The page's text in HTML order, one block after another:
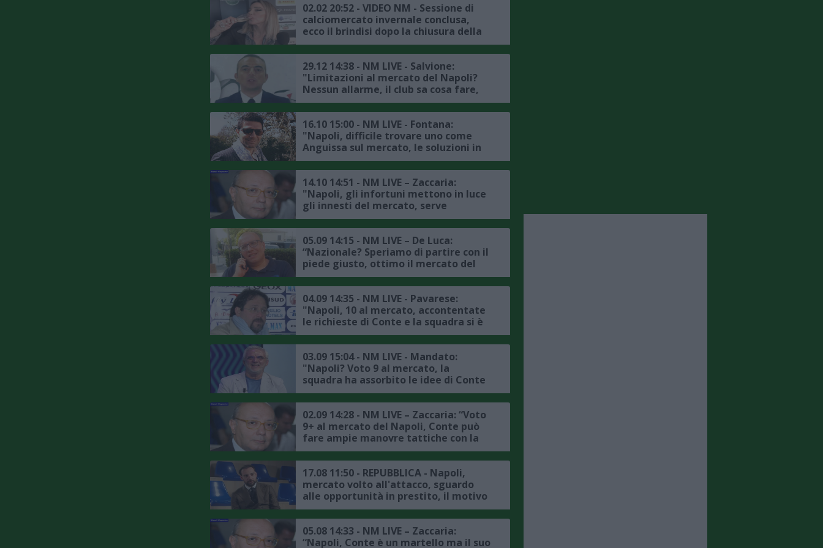
02.02 20:52 - VIDEO NM - Sessione di
calciomercato invernale conclusa,
ecco il brindisi dopo la chiusura della
porta all’Hotel Sheraton di Milano
29.12 14:38 - NM LIVE - Salvione:
"Limitazioni al mercato del Napoli?
Nessun allarme, il club sa cosa fare,
Hojlund e Neres sono in grande
crescita, Insigne alla Lazio? Le
probabilità sono molto alte"
16.10 15:00 - NM LIVE - Fontana:
"Napoli, difficile trovare uno come
Anguissa sul mercato, le soluzioni in
casa ci sono, Lang? Diamogli tempo"
14.10 14:51 - NM LIVE – Zaccaria:
"Napoli, gli infortuni mettono in luce
gli innesti del mercato, serve
concentrazione col Torino, mi aspetto
un pò di turnover"
05.09 14:15 - NM LIVE – De Luca:
“Nazionale? Speriamo di partire con il
piede giusto, ottimo il mercato del
Napoli, De Bruyne e Lucca? Piano con
le critiche, serve pazienza"
04.09 14:35 - NM LIVE - Pavarese:
"Napoli, 10 al mercato, accontentate
le richieste di Conte e la squadra si è
rinforzata molto, importante il
ritorno di Alessandro Buongiorno,
spero ritorni presto titolare"
03.09 15:04 - NM LIVE - Mandato:
"Napoli? Voto 9 al mercato, la
squadra ha assorbito le idee di Conte
ed è cresciuta, questo aspetto farà la
differenza anche in Europa"
02.09 14:28 - NM LIVE – Zaccaria: “Voto
9+ al mercato del Napoli, Conte può
fare ampie manovre tattiche con la
rosa che ha a disposizione,
Buongiorno è un elemento
fondamentale"
17.08 11:50 - REPUBBLICA - Napoli,
mercato volto all'attacco, sguardo
alle opportunità in prestito, il motivo
05.08 14:33 - NM LIVE – Zaccaria:
“Napoli, Conte è un martello ma il suo